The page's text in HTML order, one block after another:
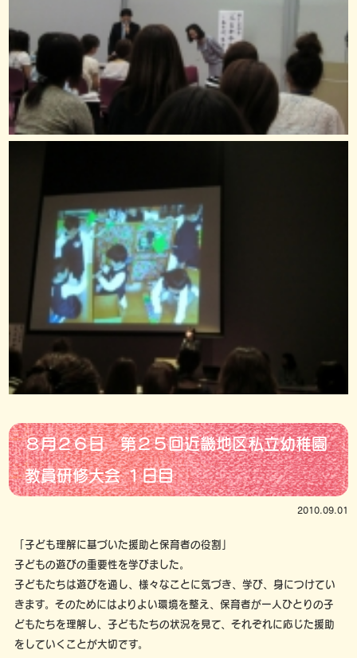
８月２６日 第２５回近畿地区私立幼稚園
教員研修大会 １日目
2010.09.01
「子ども理解に基づいた援助と保育者の役割」
子どもの遊びの重要性を学びました。
子どもたちは遊びを通し、様々なことに気づき、学び、身につけてい
きます。そのためにはよりよい環境を整え、保育者が一人ひとりの子
どもたちを理解し、子どもたちの状況を見て、それぞれに応じた援助
をしていくことが大切です。